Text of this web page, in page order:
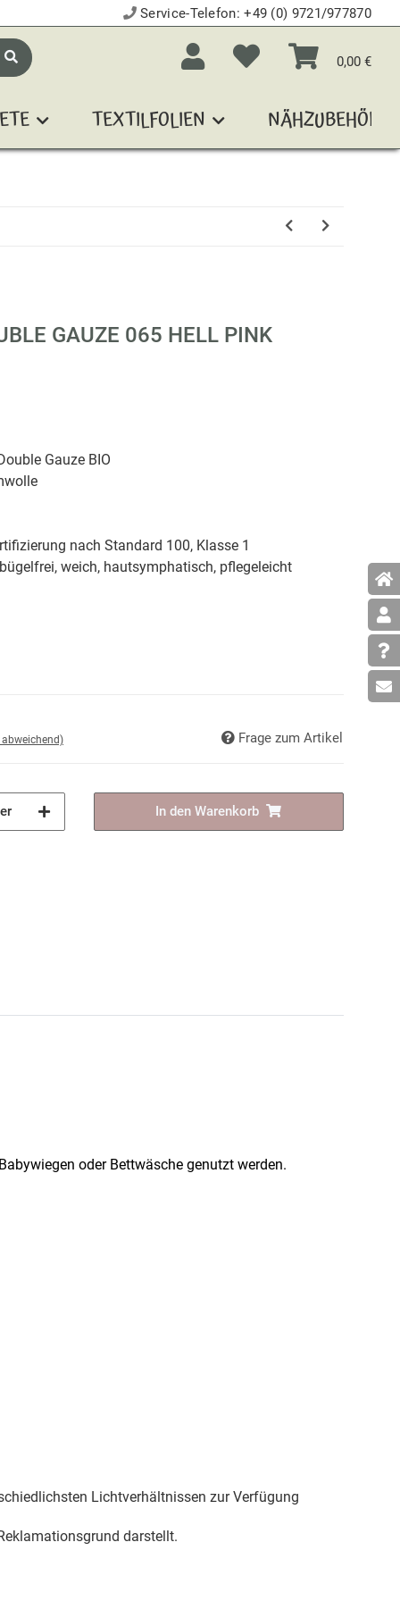
Service-Telefon:+49 (0) 9721/977870
0,00 €
TEXTILFOLIEN NÄHZUBEHÖR
GAUZE 065 HELL PINK
Gauze BIO
nach Standard 100, Klasse 1
weich, hautsymphatisch, pflegeleicht
Frage zum Artikel
In den Warenkorb
oder Bettwäsche genutzt werden.
Lichtverhältnissen zur Verfügung
darstellt.